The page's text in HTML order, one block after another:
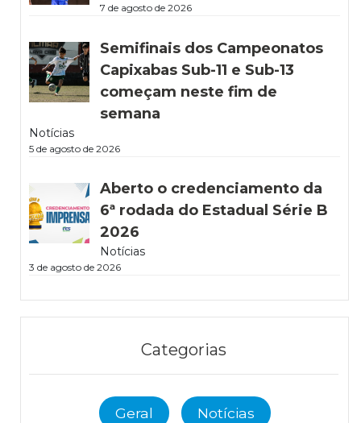
7 de agosto de 2026
Semifinais dos Campeonatos
Capixabas Sub-11 e Sub-13
começam neste fim de
semana
Notícias
5 de agosto de 2026
Aberto o credenciamento da
6ª rodada do Estadual Série B
2026
Notícias
3 de agosto de 2026
Categorias
Geral Notícias